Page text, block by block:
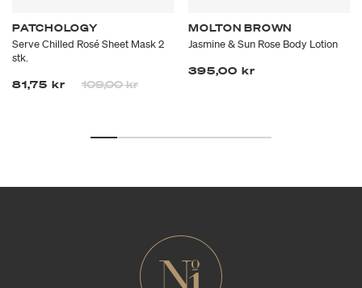
PATCHOLOGY
Serve Chilled Rosé Sheet Mask 2
stk.
81,75 kr
Prisen er nedsatt fra
109,00 krtil
MOLTON BROWN
Jasmine & Sun Rose Body Lotion
395,00 kr